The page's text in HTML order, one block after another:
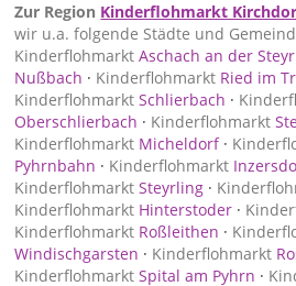
Zur Region Kinderflohmarkt
wir u.a. folgende Städte und
Kinderflohmarkt Aschach an der Steyr
Nußbach · Kinderflohmarkt Ried im
Kinderflohmarkt Schlierbach ·
Oberschlierbach · Kinderflohmarkt
Kinderflohmarkt Micheldorf·
Pyhrnbahn · Kinderflohmarkt
Kinderflohmarkt Steyrling ·
Kinderflohmarkt Hinterstoder ·
Kinderflohmarkt Roßleithen ·
Windischgarsten · Kinderflohmarkt
Kinderflohmarkt Spital am Pyhrn ·